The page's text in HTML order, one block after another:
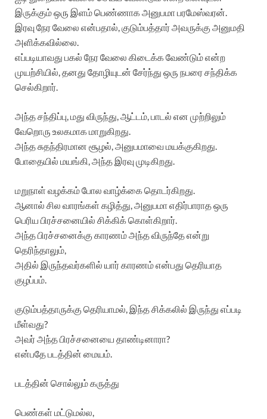
இருக்கும் ஒரு இளம் பெண்ணாக அனுபமா பரமேஸ்வரன்.
இரவு நேர வேலை என்பதால், குடும்பத்தார் அவருக்கு அனுமதி
அளிக்கவில்லை.
எப்படியாவது பகல் நேர வேலை கிடைக்க வேண்டும் என்ற
முயற்சியில், தனது தோழியுடன் சேர்ந்து ஒரு நபரை சந்திக்க
செல்கிறார்.
அந்த சந்திப்பு, மது விருந்து, ஆட்டம், பாடல் என முற்றிலும்
வேறொரு உலகமாக மாறுகிறது.
அந்த சுதந்திரமான சூழல், அனுபமாவை மயக்குகிறது.
போதையில் மயங்கி, அந்த இரவு முடிகிறது.
மறுநாள் வழக்கம் போல வாழ்க்கை தொடர்கிறது.
ஆனால் சில வாரங்கள் கழித்து, அனுபமா எதிர்பாராத ஒரு
பெரிய பிரச்சனையில் சிக்கிக் கொள்கிறார்.
அந்த பிரச்சனைக்கு காரணம் அந்த விருந்தே என்று
தெரிந்தாலும்,
அதில் இருந்தவர்களில் யார் காரணம் என்பது தெரியாத
குழப்பம்.
குடும்பத்தாருக்கு தெரியாமல், இந்த சிக்கலில் இருந்து எப்படி
மீள்வது?
அவர் அந்த பிரச்சனையை தாண்டினாரா?
என்பதே படத்தின் மையம்.
படத்தின் சொல்லும் கருத்து
பெண்கள் மட்டுமல்ல,